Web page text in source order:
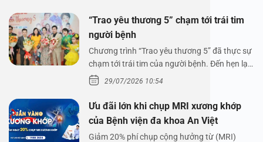
“Trao yêu thương 5” chạm tới trái tim
người bệnh
Chương trình “Trao yêu thương 5” đã thực sự
chạm tới trái tim của người bệnh. Đến hẹn lại
lên,…29/07/2026 10:54
Ưu đãi lớn khi chụp MRI xương khớp
của Bệnh viện đa khoa An Việt
Giảm 20% phí chụp cộng hưởng từ (MRI)